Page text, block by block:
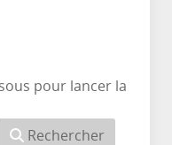
pour lancer la
Rechercher